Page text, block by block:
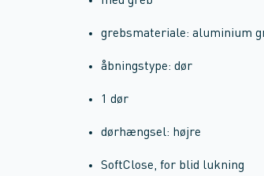
grebsmateriale: aluminium
åbningstype: dør
1 dør
dørhængsel: højre
SoftClose, for blid lukning